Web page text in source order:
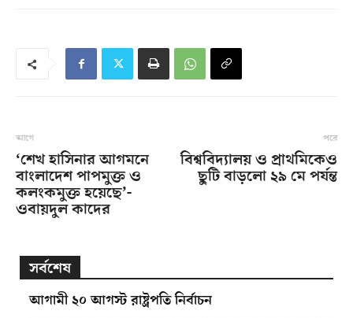
আগে
‘শেখ হাসিনার আগমনে
বাংলাদেশ পাপমুক্ত ও
কলংকমুক্ত হয়েছে’-
ওবায়দুল কাদের
পরে
বিশ্ববিদ্যালয় ও প্রাথমিকেও
ছুটি বাড়লো ২৯ মে পর্যন্ত
সর্বশেষ
আগামী ২০ আগস্ট রাষ্ট্রপতি নির্বাচন